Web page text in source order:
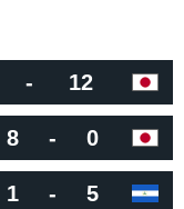
- 12
8 - 0
1 - 5